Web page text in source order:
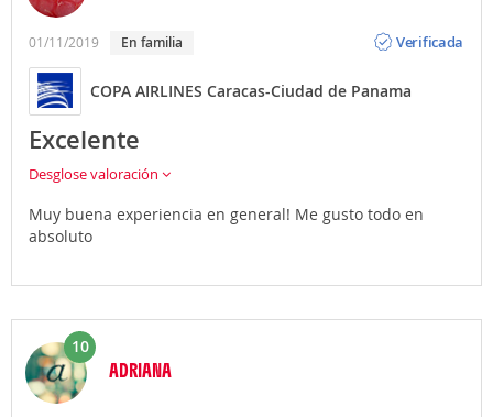
01/11/2019 En familia
Verificada
COPA AIRLINES Caracas-Ciudad de Panama
Excelente
Desglose valoración
Muy buena experiencia en general! Me gusto todo en
absoluto
10
ADRIANA